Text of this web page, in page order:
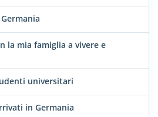
la mia famiglia a vivere e
universitari
in Germania